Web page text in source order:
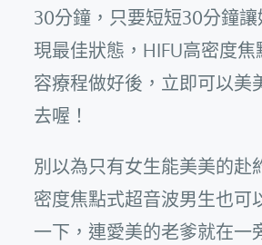
30分鐘，只要短短30分鐘
現最佳狀態，HIFU高密度
容療程做好後，立即可以美
去喔！
別以為只有女生能美美的赴
密度焦點式超音波男生也可
一下，連愛美的老爹就在一